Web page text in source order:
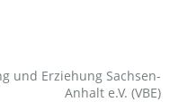
und Erziehung Sachsen-
Anhalt e.V. (VBE)